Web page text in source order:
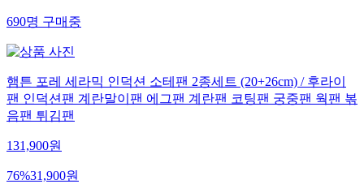
690명 구매중
햄튼 포레 세라믹 인덕션 소테팬 2종세트 (20+26cm) / 후라이
팬 인덕션팬 계란말이팬 에그팬 계란팬 코팅팬 궁중팬 웍팬 볶
음팬 튀김팬
131,900원
76%31,900원